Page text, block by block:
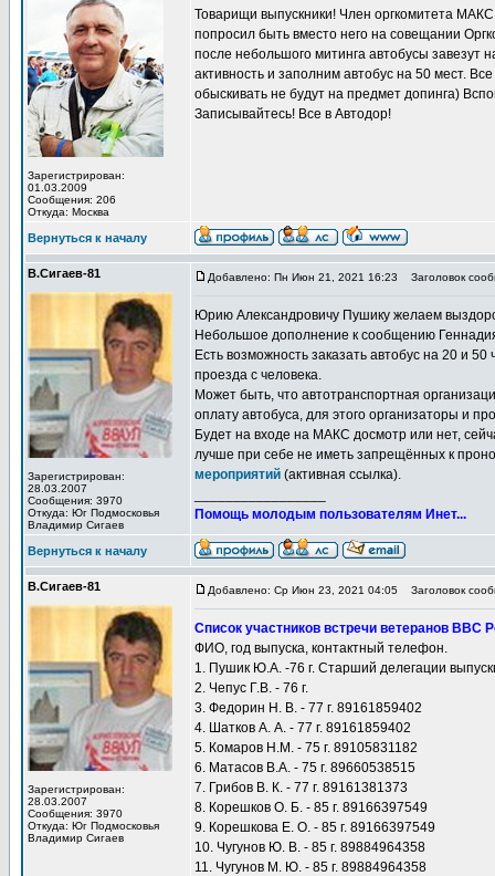
Зарегистрирован:
01.03.2009
Сообщения: 206
Откуда: Москва
Товарищи выпускники! Член оргкомитета
попросил быть вместо него на совещании
после небольшого митинга автобусы завезут
активность и заполним автобус на 50 мест.
обыскивать не будут на предмет допинга)
Записывайтесь! Все в Автодор!
Вернуться к началу
В.Сигаев-81
Зарегистрирован:
28.03.2007
Сообщения: 3970
Откуда: Юг Подмосковья
Владимир Сигаев
Добавлено: Пн Июн 21, 2021 16:23 Заголовок
Юрию Александровичу Пушику желаем
Небольшое дополнение к сообщению
Есть возможность заказать автобус на 20 и
проезда с человека.
Может быть, что автотранспортная
оплату автобуса, для этого организаторы и
Будет на входе на МАКС досмотр или нет,
лучше при себе не иметь запрещённых к
мероприятий (активная ссылка).
Помощь молодым пользователям Инет...
Вернуться к началу
В.Сигаев-81
Зарегистрирован:
28.03.2007
Сообщения: 3970
Откуда: Юг Подмосковья
Владимир Сигаев
Добавлено: Ср Июн 23, 2021 04:05 Заголовок
Список участников встречи ветеранов
ФИО, год выпуска, контактный телефон.
1. Пушик Ю.А. -76 г. Старший делегации
2. Чепус Г.В. - 76 г.
3. Федорин Н. В. - 77 г. 89161859402
4. Шатков А. А. - 77 г. 89161859402
5. Комаров Н.М. - 75 г. 89105831182
6. Матасов В.А. - 75 г. 89660538515
7. Грибов В. К. - 77 г. 89161381373
8. Корешков О. Б. - 85 г. 89166397549
9. Корешкова Е. О. - 85 г. 89166397549
10. Чугунов Ю. В. - 85 г. 89884964358
11. Чугунов М. Ю. - 85 г. 89884964358